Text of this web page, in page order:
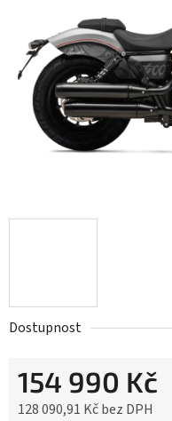
Dostupnost
154 990 Kč
128 090,91 Kč bez DPH
hvězdiček.